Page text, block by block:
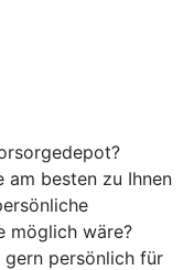
am besten zu Ihnen
möglich wäre?
gern persönlich für